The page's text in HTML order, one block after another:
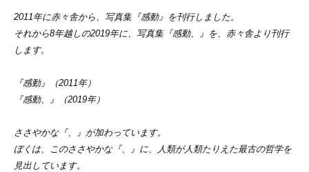
2011年に赤々舎から、写真集『感動』を刊行しました。
それから8年越しの2019年に、写真集『感動、』を、赤々舎より刊行
します。
『感動』（2011年）
『感動、』（2019年）
ささやかな『、』が加わっています。
ぼくは、このささやかな『、』に、人類が人類たりえた最古の哲学を
見出しています。